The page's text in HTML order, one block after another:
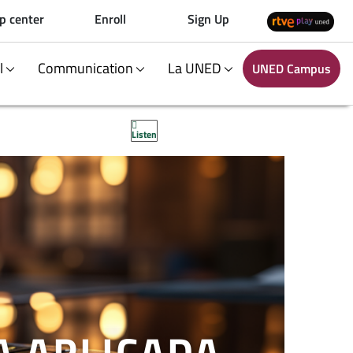
center Enroll Sign Up
Communication La UNED UNED Campus
Listen